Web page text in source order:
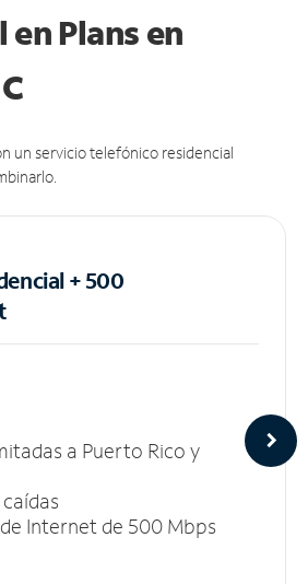
Plans en
un servicio telefónico residencial
+ 500
a Puerto Rico y
Internet de 500 Mbps